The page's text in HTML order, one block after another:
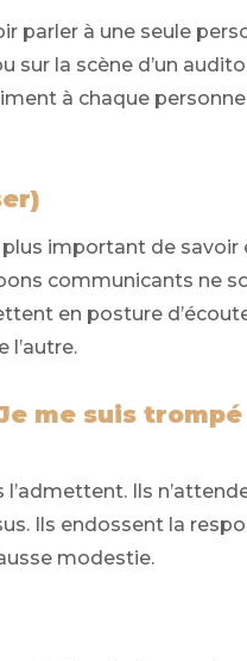
parler à une seule
sur la scène d’un
à chaque personne
plus important de
communicants ne
en posture
l’autre.
me suis
Ils
Ils endossent la
modestie.